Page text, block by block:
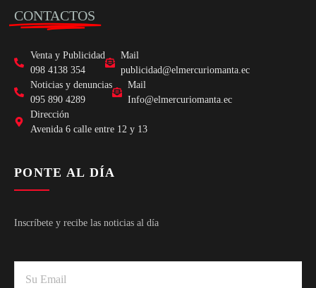
CONTACTOS
Venta y Publicidad
098 4138 354
Mail
publicidad@elmercuriomanta.ec
Noticias y denuncias
095 890 4289
Mail
Info@elmercuriomanta.ec
Dirección
Avenida 6 calle entre 12 y 13
PONTE AL DÍA
Inscríbete y recibe las noticias al día